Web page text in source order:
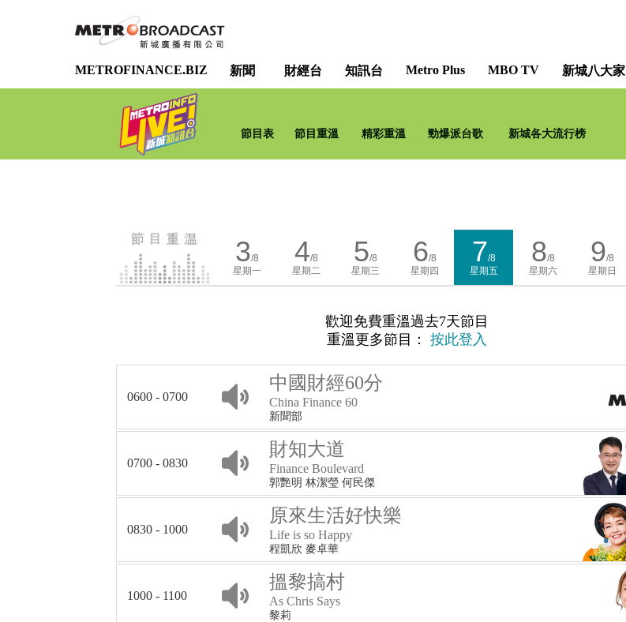
METROFINANCE.BIZ 新聞 財經台 知訊台 Metro Plus MBO TV 新城八大家
節目表 節目重溫 精彩重溫 勁爆派台歌 新城各大流行榜
3/8
星期一
4/8
星期二
5/8
星期三
6/8
星期四
7/8
星期五
8/8
星期六
9/8
星期日
歡迎免費重溫過去7天節目
重溫更多節目： 按此登入
0600 - 0700
中國財經60分
China Finance 60
新聞部
0700 - 0830
財知大道
Finance Boulevard
郭艷明 林潔瑩 何民傑
0830 - 1000
原來生活好快樂
Life is so Happy
程凱欣 麥卓華
1000 - 1100
搵黎搞村
As Chris Says
黎莉